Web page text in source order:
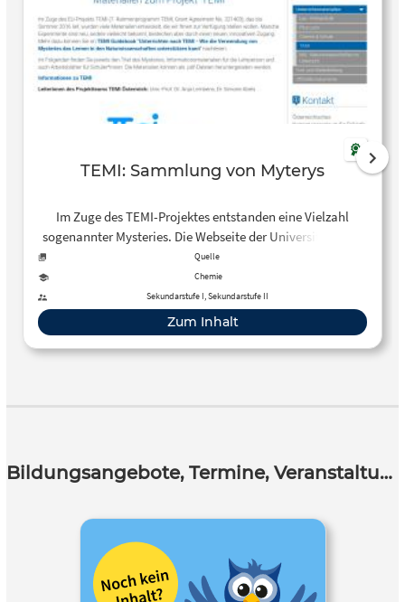
TEMI: Sammlung von Myterys
Im Zuge des TEMI-Projektes entstanden eine Vielzahl
sogenannter Mysteries. Die Webseite der Universität Wien
sammelt viele anschauliche Beispiele und gibt dir
wertvolle didaktische Hintergrundinformationen zum
Einsatz im Unterricht.
Quelle
Chemie
Sekundarstufe I, Sekundarstufe II
Zum Inhalt
Bildungsangebote, Termine, Veranstaltungen